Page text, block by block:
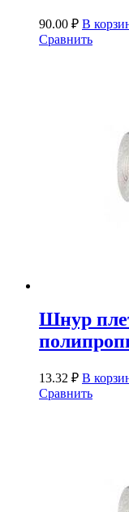
90.00 ₽ В
Сравнить
Шнур
13.32 ₽ В
Сравнить